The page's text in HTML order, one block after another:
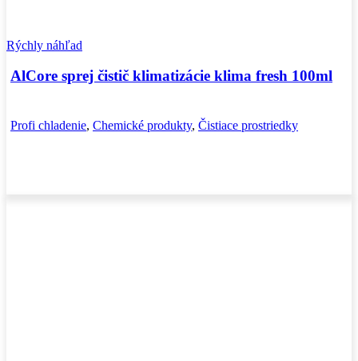
Rýchly náhľad
AlCore sprej čistič klimatizácie klima fresh 100ml
Profi chladenie, Chemické produkty, Čistiace prostriedky